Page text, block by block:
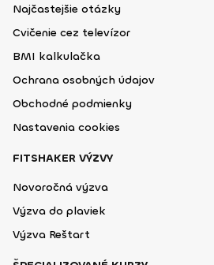
Najčastejšie otázky
Cvičenie cez televízor
BMI kalkulačka
Ochrana osobných údajov
Obchodné podmienky
Nastavenia cookies
FITSHAKER VÝZVY
Novoročná výzva
Výzva do plaviek
Výzva Reštart